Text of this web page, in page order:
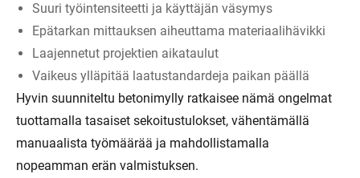
Suuri työintensiteetti ja käyttäjän väsymys
Epätarkan mittauksen aiheuttama materiaalihävikki
Laajennetut projektien aikataulut
Vaikeus ylläpitää laatustandardeja paikan päällä
Hyvin suunniteltu betonimylly ratkaisee nämä ongelmat
tuottamalla tasaiset sekoitustulokset, vähentämällä
manuaalista työmäärää ja mahdollistamalla
nopeamman erän valmistuksen.